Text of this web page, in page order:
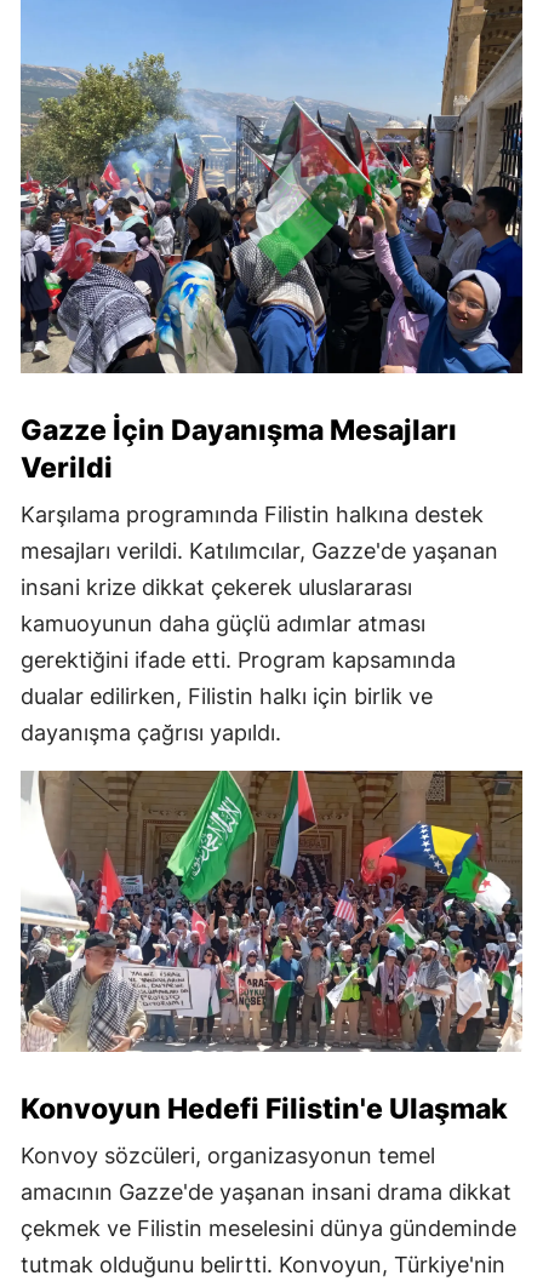
Gazze İçin Dayanışma Mesajları
Verildi
Karşılama programında Filistin halkına destek
mesajları verildi. Katılımcılar, Gazze'de yaşanan
insani krize dikkat çekerek uluslararası
kamuoyunun daha güçlü adımlar atması
gerektiğini ifade etti. Program kapsamında
dualar edilirken, Filistin halkı için birlik ve
dayanışma çağrısı yapıldı.
Konvoyun Hedefi Filistin'e Ulaşmak
Konvoy sözcüleri, organizasyonun temel
amacının Gazze'de yaşanan insani drama dikkat
çekmek ve Filistin meselesini dünya gündeminde
tutmak olduğunu belirtti. Konvoyun, Türkiye'nin